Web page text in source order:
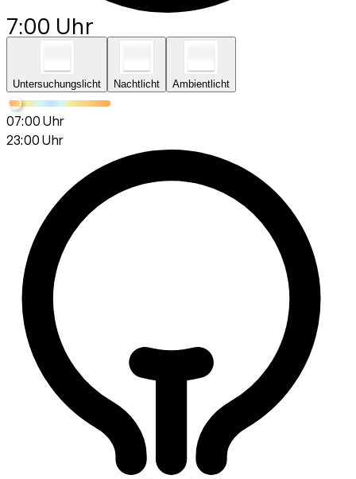
7:00 Uhr
Untersuchungslicht Nachtlicht Ambientlicht
07:00 Uhr
23:00 Uhr